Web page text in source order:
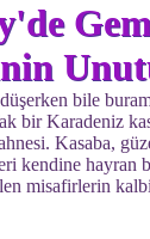
bile
bir Karadeniz
Kasaba,
kendine hayran
misafirlerin